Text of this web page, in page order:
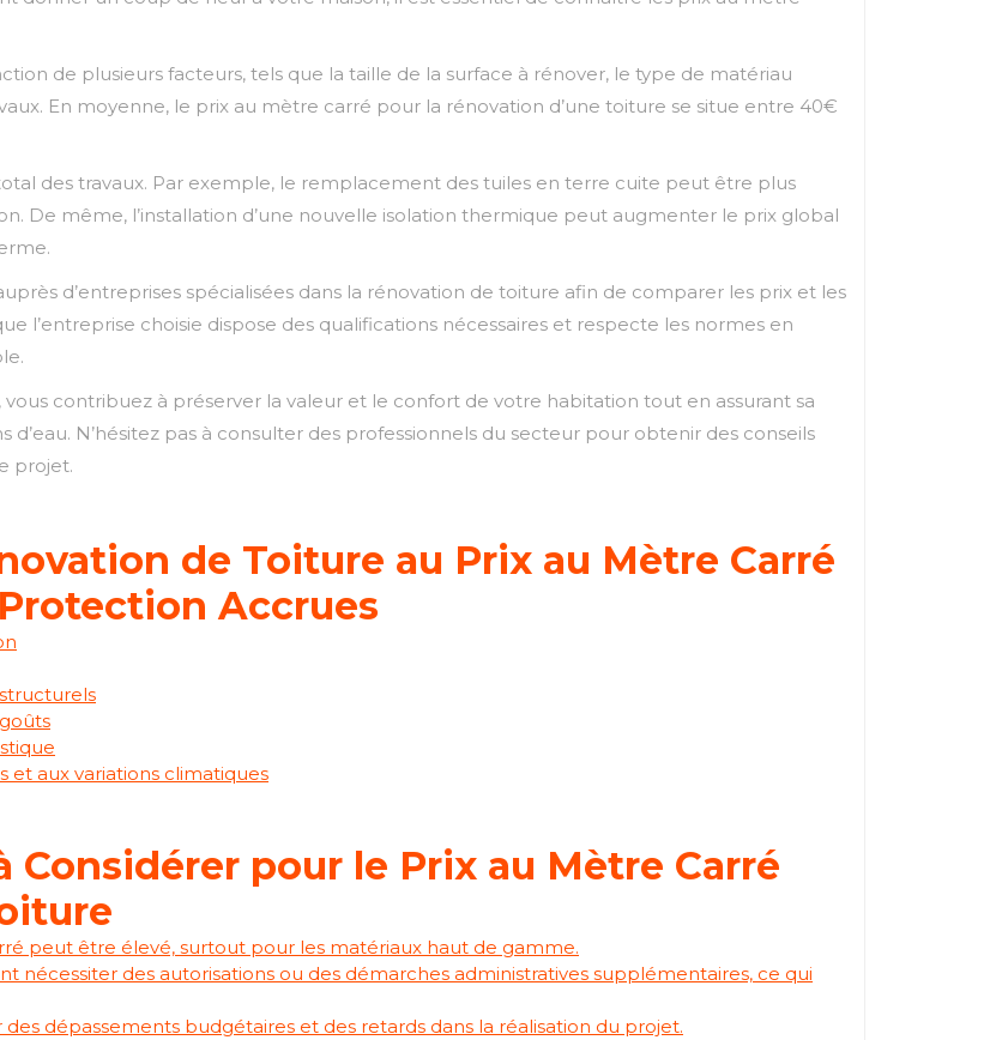
de plusieurs facteurs, tels que la taille de la surface à rénover, le type de matériau
En moyenne, le prix au mètre carré pour la rénovation d’une toiture se situe entre 40€
des travaux. Par exemple, le remplacement des tuiles en terre cuite peut être plus
De même, l’installation d’une nouvelle isolation thermique peut augmenter le prix global
d’entreprises spécialisées dans la rénovation de toiture afin de comparer les prix et les
l’entreprise choisie dispose des qualifications nécessaires et respecte les normes en
contribuez à préserver la valeur et le confort de votre habitation tout en assurant sa
N’hésitez pas à consulter des professionnels du secteur pour obtenir des conseils
projet.
de Toiture au Prix au Mètre Carré
Accrues
et aux variations climatiques
pour le Prix au Mètre Carré
peut être élevé, surtout pour les matériaux haut de gamme.
nécessiter des autorisations ou des démarches administratives supplémentaires, ce qui
dépassements budgétaires et des retards dans la réalisation du projet.